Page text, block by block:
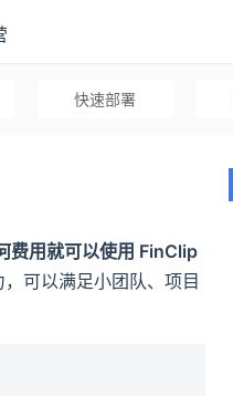
快速部署
费用就可以使用 FinClip
可以满足小团队、项目